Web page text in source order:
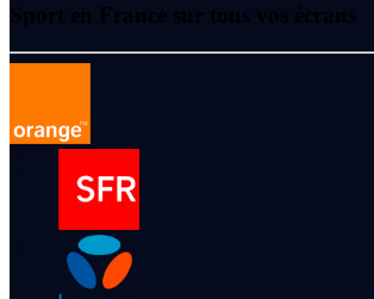
Sport en France sur tous vos écrans